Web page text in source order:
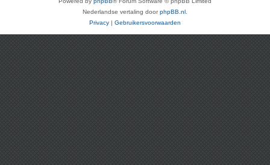
Nederlandse vertaling doorphpBB.nl
Privacy | Gebruikersvoorwaarden